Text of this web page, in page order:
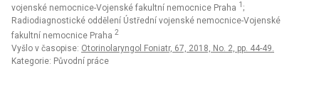
vojenské nemocnice-Vojenské fakultní nemocnice Praha 1 ;
Radiodiagnostické oddělení Ústřední vojenské nemocnice-Vojenské
fakultní nemocnice Praha 2
Vyšlo v časopise: Otorinolaryngol Foniatr, 67, 2018, No. 2, pp. 44-49.
Kategorie: Původní práce